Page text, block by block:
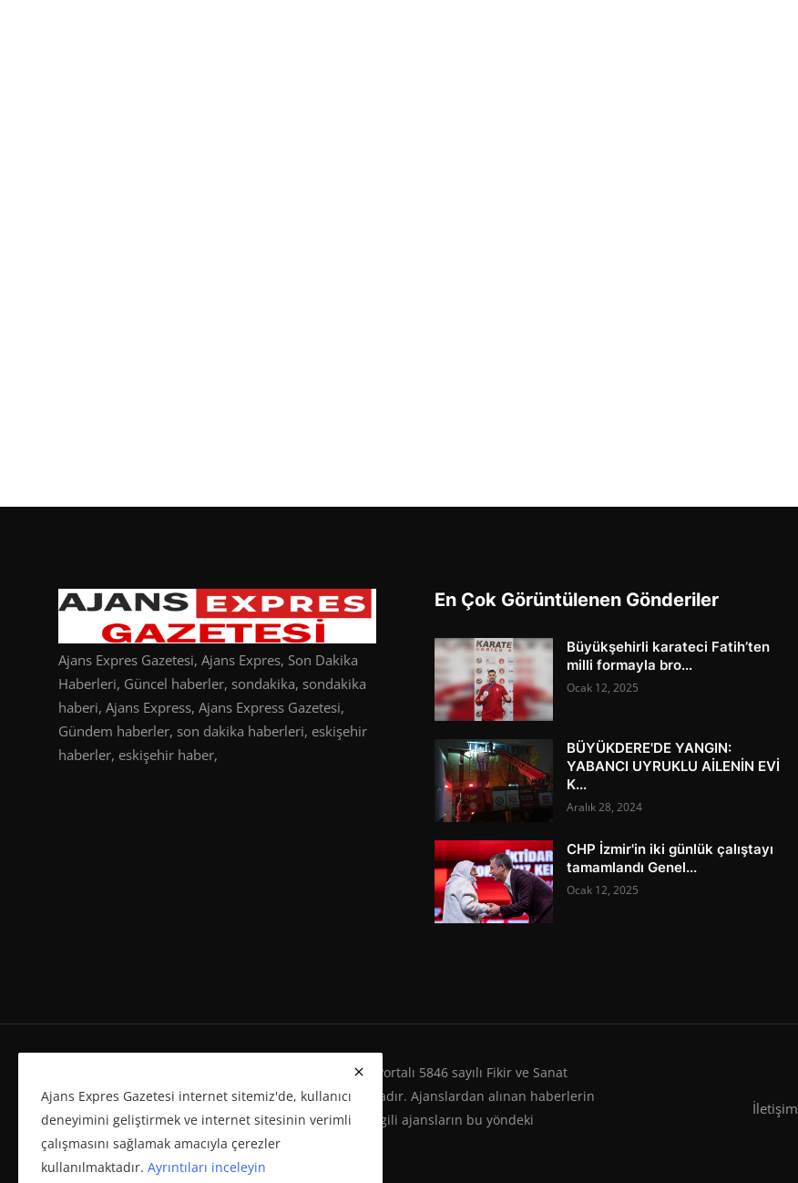
Ajans Expres Gazetesi, Ajans Expres, Son Dakika
Haberleri, Güncel haberler, sondakika, sondakika
haberi, Ajans Express, Ajans Express Gazetesi,
Gündem haberler, son dakika haberleri, eskişehir
haberler, eskişehir haber,
En Çok Görüntülenen Gönderiler
Büyükşehirli karateci Fatih’ten
milli formayla bro...
Ocak 12, 2025
BÜYÜKDERE'DE YANGIN:
YABANCI UYRUKLU AİLENİN EVİ
K...
Aralık 28, 2024
CHP İzmir'in iki günlük çalıştayı
tamamlandı Genel...
Ocak 12, 2025
Ajans Expres Gazetesi Copyright © Her Hakkı Haber Portalı 5846 sayılı Fikir ve Sanat
Eserleri Kanunu'na %100 uygun olarak yayınlanmaktadır. Ajanslardan alınan haberlerin
yeniden yayımı ve herhangi bir ortamda basılması, ilgili ajansların bu yöndeki
politikasına bağlı olarak önceden yazılı izin gerektirir.
İletişim
Ajans Expres Gazetesi internet sitemiz'de, kullanıcı
deneyimini geliştirmek ve internet sitesinin verimli
çalışmasını sağlamak amacıyla çerezler
kullanılmaktadır. Ayrıntıları inceleyin